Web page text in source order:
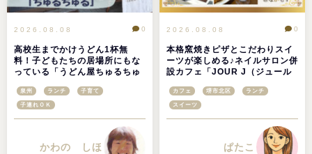
2026.08.08
高校生までかけうどん1杯無
料！子どもたちの居場所にもな
っている「うどん屋ちゅるちゅ
0
泉州 ランチ 子育て
子連れＯＫ
かわの しほ
2026.08.08
本格窯焼きピザとこだわりスイ
ーツが楽しめる♪ネイルサロン併
設カフェ「JOUR J（ジュール
0
カフェ 堺市北区 ランチ
スイーツ
ぱたこ